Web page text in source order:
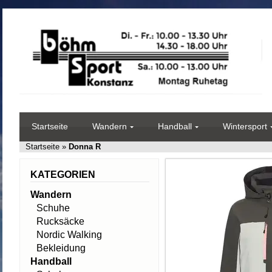
Startseite Wandern Handball Wintersport
Startseite » Donna R
KATEGORIEN
Wandern
Schuhe
Rucksäcke
Nordic Walking
Bekleidung
Handball